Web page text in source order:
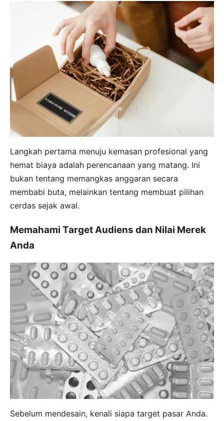
Langkah pertama menuju kemasan profesional yang
hemat biaya adalah perencanaan yang matang. Ini
bukan tentang memangkas anggaran secara
membabi buta, melainkan tentang membuat pilihan
cerdas sejak awal.
Memahami Target Audiens dan Nilai Merek
Anda
Sebelum mendesain, kenali siapa target pasar Anda.